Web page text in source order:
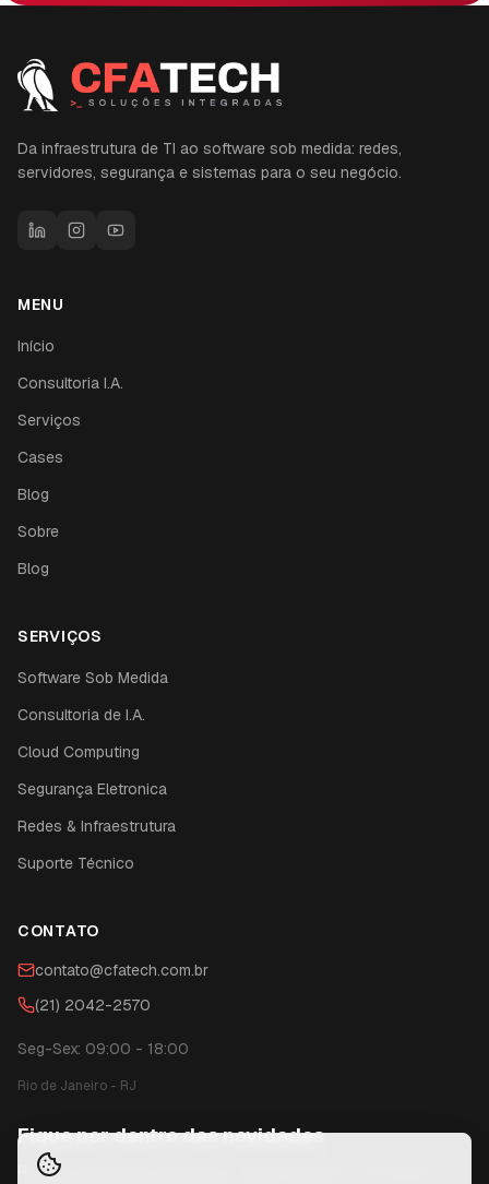
Da infraestrutura de TI ao software sob medida: redes,
servidores, segurança e sistemas para o seu negócio.
MENU
Início
Consultoria I.A.
Serviços
Cases
Blog
Sobre
Blog
SERVIÇOS
Software Sob Medida
Consultoria de I.A.
Cloud Computing
Segurança Eletronica
Redes & Infraestrutura
Suporte Técnico
CONTATO
contato@cfatech.com.br
(21) 2042-2570
Seg-Sex: 09:00 - 18:00
Rio de Janeiro - RJ
Fique por dentro das novidades
Receba conteúdos exclusivos, dicas técnicas e novidades